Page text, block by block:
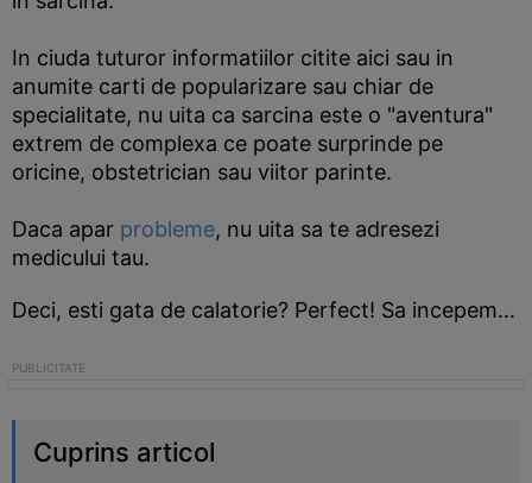
In ciuda tuturor informatiilor citite aici sau in
anumite carti de popularizare sau chiar de
specialitate, nu uita ca sarcina este o "aventura"
extrem de complexa ce poate surprinde pe
oricine, obstetrician sau viitor parinte.
Daca apar probleme, nu uita sa te adresezi
medicului tau.
Deci, esti gata de calatorie? Perfect! Sa incepem...
Cuprins articol